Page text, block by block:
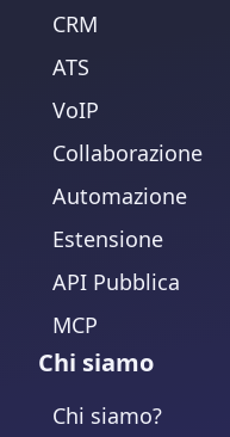
CRM
ATS
VoIP
Collaborazione
Automazione
Estensione
API Pubblica
MCP
Chi siamo
Chi siamo?